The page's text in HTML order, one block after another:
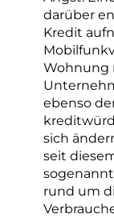
darüber
Kredit
Wohnung
ebenso
sich
seit
rund um